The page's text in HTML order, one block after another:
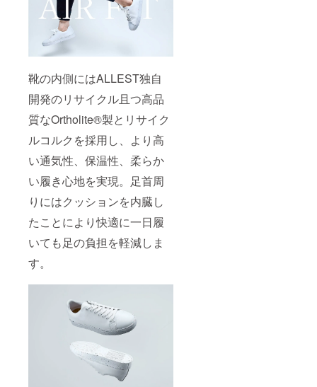
靴の内側にはALLEST独自
開発のリサイクル且つ高品
質なOrtholite®製とリサイク
ルコルクを採用し、より高
い通気性、保温性、柔らか
い履き心地を実現。足首周
りにはクッションを内臓し
たことにより快適に一日履
いても足の負担を軽減しま
す。